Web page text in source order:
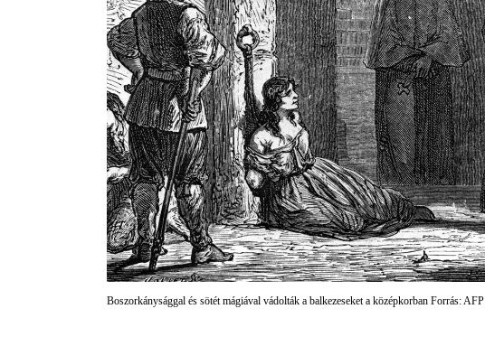
Boszorkánysággal és sötét mágiával vádolták a balkezeseket a középkorban Forrás: AFP